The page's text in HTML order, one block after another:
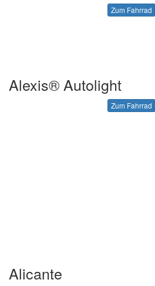
Zum Fahrrad
Alexis® Autolight
Zum Fahrrad
Alicante